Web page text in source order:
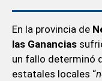
En la provincia de
las Ganancias
un fallo determinó
estatales locales “